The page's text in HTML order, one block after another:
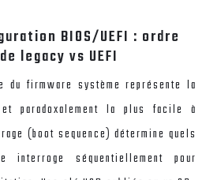
BIOS/UEFI : ordre
legacy vs UEFI
du firmware système représente la
paradoxalement la plus facile à
(boot sequence) détermine quels
interroge séquentiellement pour